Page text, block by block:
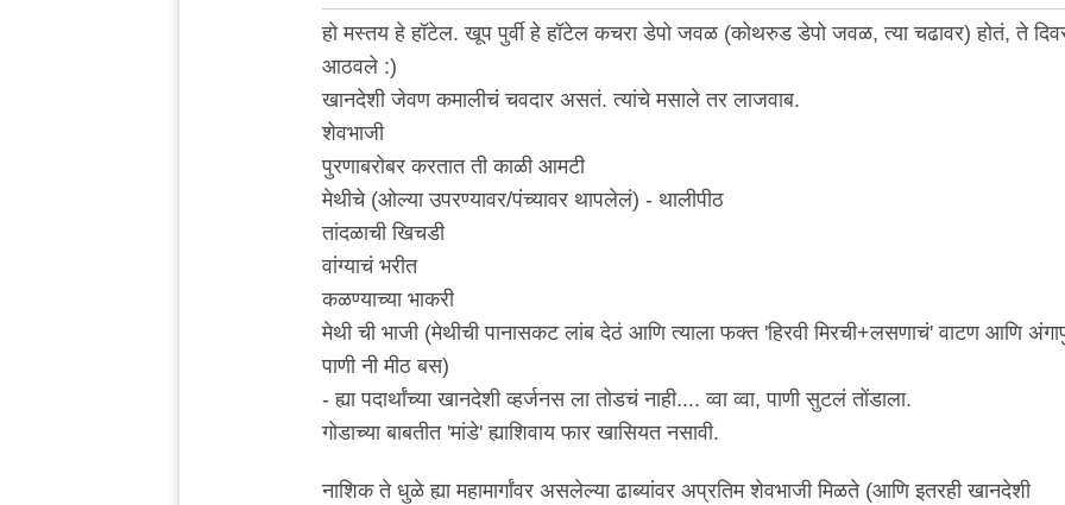
In
reply
कर्वे
ला
कोथरूड
च्या
विषारी
वडापाव
हो मस्तय हे हॉटेल. खूप पुर्वी हे हॉटेल कचरा डेपो जवळ (कोथरुड डेपो जवळ, त्या चढावर) होतं, ते
आठवले :)
खानदेशी जेवण कमालीचं चवदार असतं. त्यांचे मसाले तर लाजवाब.
शेवभाजी
पुरणाबरोबर करतात ती काळी आमटी
मेथीचे (ओल्या उपरण्यावर/पंच्यावर थापलेलं) - थालीपीठ
तांदळाची खिचडी
वांग्याचं भरीत
कळण्याच्या भाकरी
मेथी ची भाजी (मेथीची पानासकट लांब देठं आणि त्याला फक्त 'हिरवी मिरची+लसणाचं' वाटण आणि
पाणी नी मीठ बस)
- ह्या पदार्थांच्या खानदेशी व्हर्जनस ला तोडचं नाही.... व्वा व्वा, पाणी सुटलं तोंडाला.
गोडाच्या बाबतीत 'मांडे' ह्याशिवाय फार खासियत नसावी.
नाशिक ते धुळे ह्या महामार्गांवर असलेल्या ढाब्यांवर अप्रतिम शेवभाजी मिळते (आणि इतरही खानदेशी